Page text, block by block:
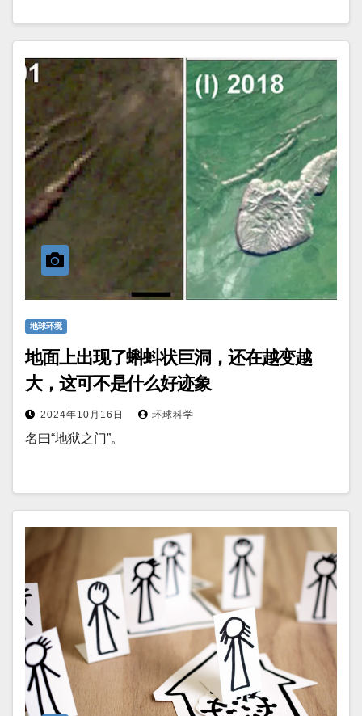
地球环境
地面上出现了蝌蚪状巨洞，还在越变越
大，这可不是什么好迹象
2024年10月16日 环球科学
名曰“地狱之门”。